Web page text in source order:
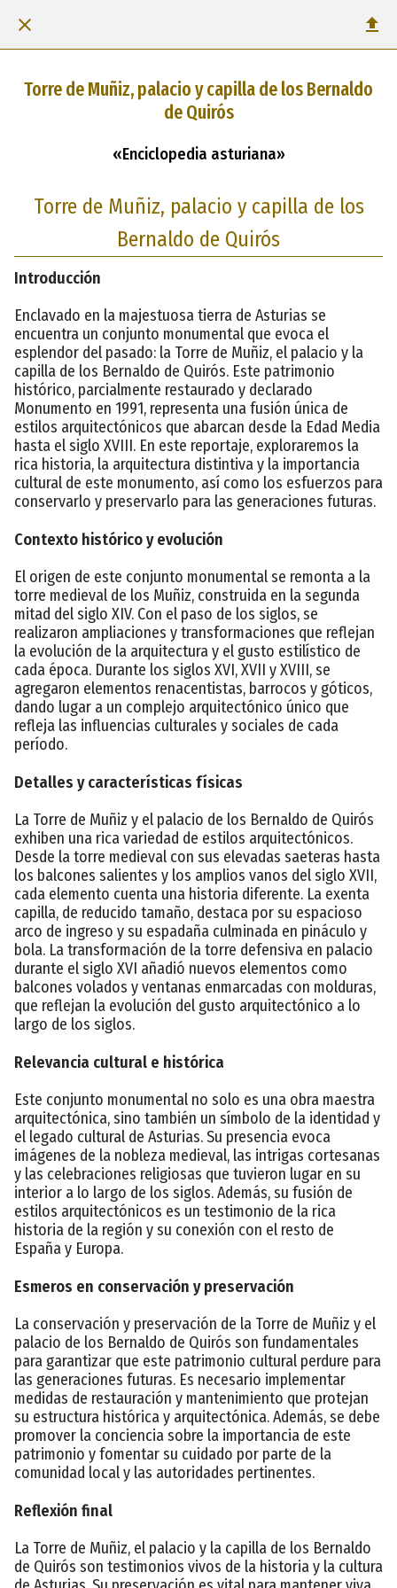
Torre de Muñiz, palacio y capilla de los Bernaldo
de Quirós
«Enciclopedia asturiana»
Torre de Muñiz, palacio y capilla de los
Bernaldo de Quirós
Introducción
Enclavado en la majestuosa tierra de Asturias se
encuentra un conjunto monumental que evoca el
esplendor del pasado: la Torre de Muñiz, el palacio y la
capilla de los Bernaldo de Quirós. Este patrimonio
histórico, parcialmente restaurado y declarado
Monumento en 1991, representa una fusión única de
estilos arquitectónicos que abarcan desde la Edad Media
hasta el siglo XVIII. En este reportaje, exploraremos la
rica historia, la arquitectura distintiva y la importancia
cultural de este monumento, así como los esfuerzos para
conservarlo y preservarlo para las generaciones futuras.
Contexto histórico y evolución
El origen de este conjunto monumental se remonta a la
torre medieval de los Muñiz, construida en la segunda
mitad del siglo XIV. Con el paso de los siglos, se
realizaron ampliaciones y transformaciones que reflejan
la evolución de la arquitectura y el gusto estilístico de
cada época. Durante los siglos XVI, XVII y XVIII, se
agregaron elementos renacentistas, barrocos y góticos,
dando lugar a un complejo arquitectónico único que
refleja las influencias culturales y sociales de cada
período.
Detalles y características físicas
La Torre de Muñiz y el palacio de los Bernaldo de Quirós
exhiben una rica variedad de estilos arquitectónicos.
Desde la torre medieval con sus elevadas saeteras hasta
los balcones salientes y los amplios vanos del siglo XVII,
cada elemento cuenta una historia diferente. La exenta
capilla, de reducido tamaño, destaca por su espacioso
arco de ingreso y su espadaña culminada en pináculo y
bola. La transformación de la torre defensiva en palacio
durante el siglo XVI añadió nuevos elementos como
balcones volados y ventanas enmarcadas con molduras,
que reflejan la evolución del gusto arquitectónico a lo
largo de los siglos.
Relevancia cultural e histórica
Este conjunto monumental no solo es una obra maestra
arquitectónica, sino también un símbolo de la identidad y
el legado cultural de Asturias. Su presencia evoca
imágenes de la nobleza medieval, las intrigas cortesanas
y las celebraciones religiosas que tuvieron lugar en su
interior a lo largo de los siglos. Además, su fusión de
estilos arquitectónicos es un testimonio de la rica
historia de la región y su conexión con el resto de
España y Europa.
Esmeros en conservación y preservación
La conservación y preservación de la Torre de Muñiz y el
palacio de los Bernaldo de Quirós son fundamentales
para garantizar que este patrimonio cultural perdure para
las generaciones futuras. Es necesario implementar
medidas de restauración y mantenimiento que protejan
su estructura histórica y arquitectónica. Además, se debe
promover la conciencia sobre la importancia de este
patrimonio y fomentar su cuidado por parte de la
comunidad local y las autoridades pertinentes.
Reflexión final
La Torre de Muñiz, el palacio y la capilla de los Bernaldo
de Quirós son testimonios vivos de la historia y la cultura